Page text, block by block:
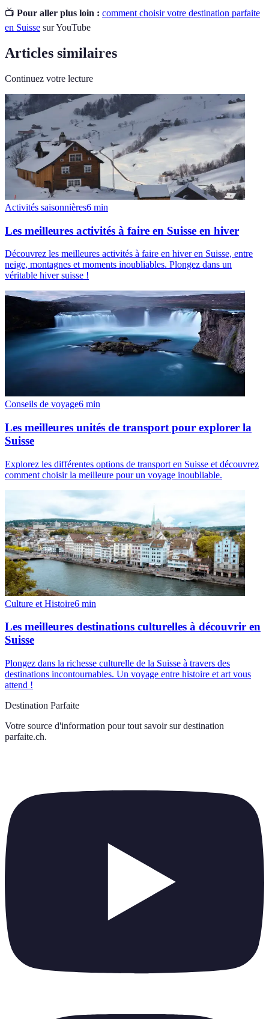
📺 Pour aller plus loin : comment choisir votre destination parfaite
en Suisse sur YouTube
Articles similaires
Continuez votre lecture
Activités saisonnières6 min
Les meilleures activités à faire en Suisse en hiver
Découvrez les meilleures activités à faire en hiver en Suisse, entre
neige, montagnes et moments inoubliables. Plongez dans un
véritable hiver suisse !
Conseils de voyage6 min
Les meilleures unités de transport pour explorer la
Suisse
Explorez les différentes options de transport en Suisse et découvrez
comment choisir la meilleure pour un voyage inoubliable.
Culture et Histoire6 min
Les meilleures destinations culturelles à découvrir en
Suisse
Plongez dans la richesse culturelle de la Suisse à travers des
destinations incontournables. Un voyage entre histoire et art vous
attend !
Destination Parfaite
Votre source d'information pour tout savoir sur destination
parfaite.ch.